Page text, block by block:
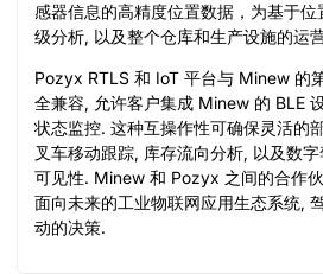
感器信息的高精度位置数据，为基于
级分析, 以及整个仓库和生产设施的运
Pozyx RTLS 和 IoT 平台与 Minew 的
全兼容, 允许客户集成 Minew 的 BLE
状态监控. 这种互操作性可确保灵活的
叉车移动跟踪, 库存流向分析, 以及数
可见性. Minew 和 Pozyx 之间的合作
面向未来的工业物联网应用生态系统,
动的决策.